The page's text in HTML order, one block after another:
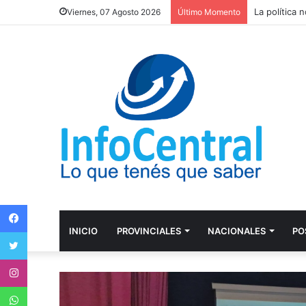
Viernes, 07 Agosto 2026 Último Momento
INICIO PROVINCIALES NACIONALES